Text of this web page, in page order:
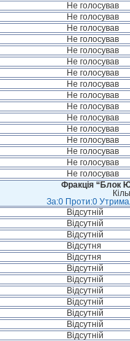
Не голосував
Не голосував
Не голосував
Не голосував
Не голосував
Не голосував
Не голосував
Не голосував
Не голосував
Не голосував
Не голосував
Не голосував
Не голосував
Не голосував
Не голосував
Не голосував
Фракція “Блок
За:0 Проти:0
Відсутній
Відсутній
Відсутній
Відсутня
Відсутня
Відсутній
Відсутній
Відсутній
Відсутній
Відсутній
Відсутній
Відсутній